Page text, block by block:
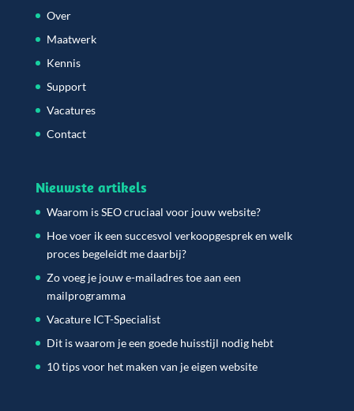
Over
Maatwerk
Kennis
Support
Vacatures
Contact
Nieuwste artikels
Waarom is SEO cruciaal voor jouw website?
Hoe voer ik een succesvol verkoopgesprek en welk
proces begeleidt me daarbij?
Zo voeg je jouw e-mailadres toe aan een
mailprogramma
Vacature ICT-Specialist
Dit is waarom je een goede huisstijl nodig hebt
10 tips voor het maken van je eigen website